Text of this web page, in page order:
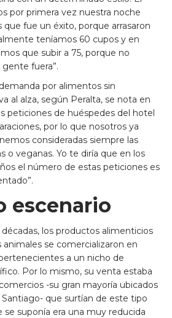
por primera vez nuestra noche
que fue un éxito, porque arrasaron
teníamos 60 cupos y en
que subir a 75, porque no
fuera”.
por alimentos sin
al alza, según Peralta, se nota en
peticiones de huéspedes del hotel
por lo que nosotros ya
consideradas siempre las
o veganas. Yo te diría que en los
el número de estas peticiones es
escenario
los productos alimenticios
se comercializaron en
a un nicho de
Por lo mismo, su venta estaba
-su gran mayoría ubicados
que surtían de este tipo
se suponía era una muy reducida